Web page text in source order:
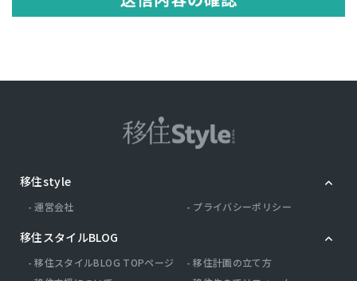
いた商品，ご覧になったページや広告の履歴，ユーザーが検索された
検索キーワード，ご利用日時，ご利用の方法，ご利用環境，郵便番号
第２条（プライバシー情報の収集方法）
番号，メールアドレス，銀行口座番号，クレジットカード番号，運転
免許証番号などの個人情報をお尋ねすることがあります。また，ユー
ザーと提携先などとの間でなされたユーザーの個人情報を含む取引記
配信先などを含みます。以下，｢提携先｣といいます。）などから収集
することがあります。 当社は，ユーザーについて，利用したサービス
やソフトウエア，購入した商品，閲覧したページや広告の履歴，検索
じてご利用の場合の当該端末の通信状態，利用に際しての各種設定情
報なども含みます），IPアドレス，クッキー情報，位置情報，端末の
個体識別情報などの履歴情報および特性情報を，ユーザーが当社や提
携先のサービスを利用しまたはページを閲覧する際に収集します。
移住style
運営会社 プライバシーポリシー
移住スタイルBLOG
移住スタイルBLOG TOPページ
移住計画の立て方